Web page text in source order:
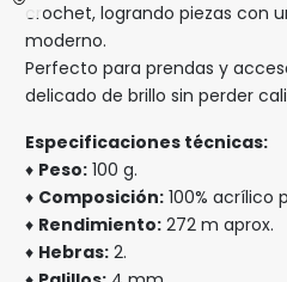
crochet, logrando piezas con
moderno.
Perfecto para prendas y
delicado de brillo sin perder
Especificaciones técnicas:
♦ Peso: 100 g.
♦ Composición: 100% acrílico
♦ Rendimiento: 272 m aprox.
♦ Hebras: 2.